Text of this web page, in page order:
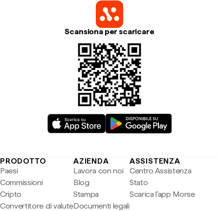
Scansiona per scaricare
PRODOTTO
Paesi
Commissioni
Cripto
Convertitore di valute
AZIENDA
Lavora con noi
Blog
Stampa
Documenti legali
ASSISTENZA
Centro Assistenza
Stato
Scarica l'app Morse